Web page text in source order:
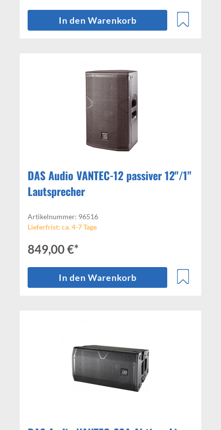
In den Warenkorb
DAS Audio VANTEC-12 passiver 12"/1"
Lautsprecher
Artikelnummer: 96516
Lieferfrist: ca. 4-7 Tage
849,00 €*
In den Warenkorb